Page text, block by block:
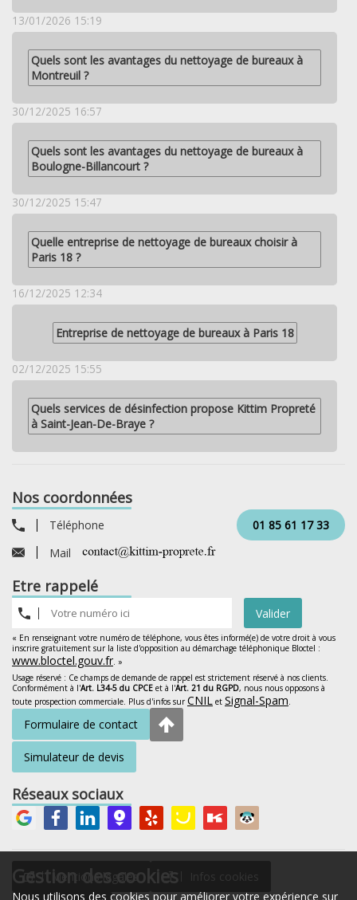
Gestion des cookies
Nous utilisons des cookies pour améliorer votre expérience sur
13/01/2026 15:19
Quels sont les avantages du nettoyage de bureaux à
Montreuil ?
30/12/2025 16:57
Quels sont les avantages du nettoyage de bureaux à
Boulogne-Billancourt ?
30/12/2025 15:47
Quelle entreprise de nettoyage de bureaux choisir à
Paris 18 ?
16/12/2025 12:34
Entreprise de nettoyage de bureaux à Paris 18
02/12/2025 15:55
Quels services de désinfection propose Kittim Propreté
à Saint-Jean-De-Braye ?
Nos coordonnées
Téléphone
01 85 61 17 33
Mail
Etre rappelé
Valider
« En renseignant votre numéro de téléphone, vous êtes informé(e) de votre droit à vous
inscrire gratuitement sur la liste d'opposition au démarchage téléphonique Bloctel :
www.bloctel.gouv.fr . »
Usage réservé : Ce champs de demande de rappel est strictement réservé à nos clients.
Conformément à l'Art. L34-5 du CPCE et à l'Art. 21 du RGPD, nous nous opposons à
toute prospection commerciale. Plus d'infos surCNIL et Signal-Spam
Formulaire de contact
Simulateur de devis
Réseaux sociaux
Mentions légales Infos cookies